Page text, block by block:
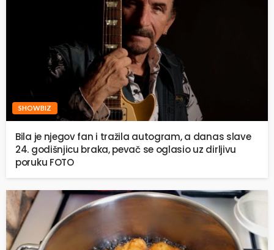
SHOWBIZ
Bila je njegov fan i tražila autogram, a danas slave
24. godišnjicu braka, pevač se oglasio uz dirljivu
poruku FOTO